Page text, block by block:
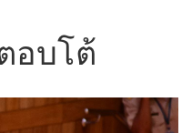
อบโต้